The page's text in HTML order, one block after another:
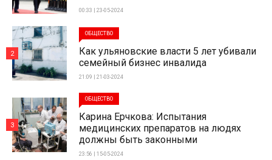
00:33 | 23-05-2024
ОБЩЕСТВО
Как ульяновские власти 5 лет убивали
семейный бизнес инвалида
21:09 | 21-03-2024
2
ОБЩЕСТВО
Карина Ерчкова: Испытания
медицинских препаратов на людях
должны быть законными
23:56 | 15-05-2024
3